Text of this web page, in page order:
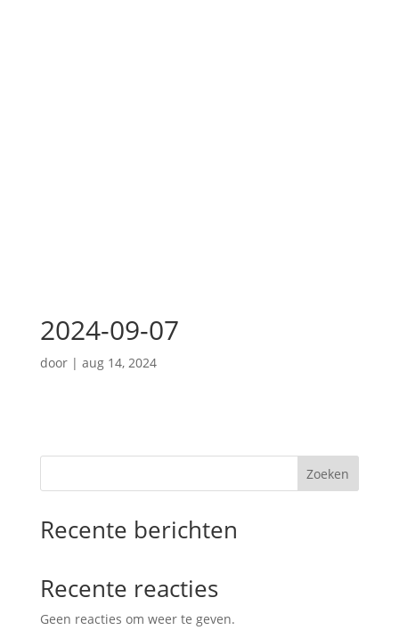
2024-09-07
door | aug 14, 2024
Zoeken
Recente berichten
Recente reacties
Geen reacties om weer te geven.